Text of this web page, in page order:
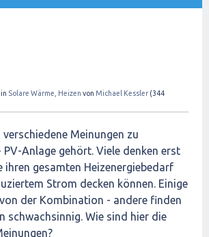
in Solare Wärme, Heizen von Michael Kessler (344
Meinungen zu
PV-Anlage gehört. Viele denken erst
ihren gesamten Heizenergiebedarf
Strom decken können. Einige
der Kombination - andere finden
schwachsinnig. Wie sind hier die